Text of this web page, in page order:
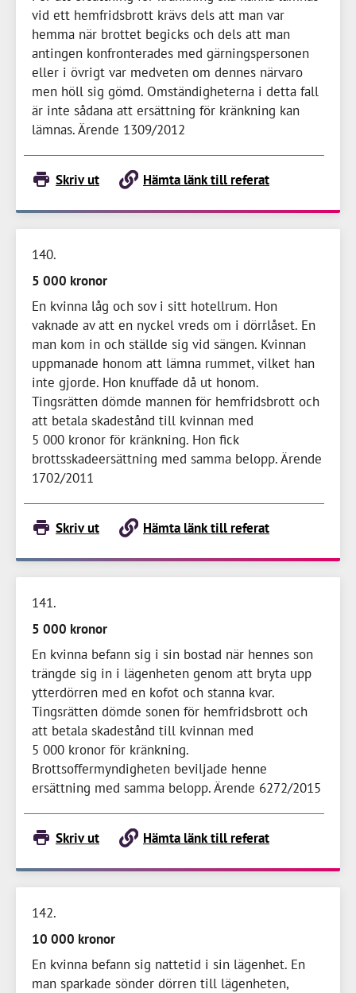
vid ett hemfridsbrott krävs dels att man var
hemma när brottet begicks och dels att man
antingen konfronterades med gärningspersonen
eller i övrigt var medveten om dennes närvaro
men höll sig gömd. Omständigheterna i detta fall
är inte sådana att ersättning för kränkning kan
lämnas. Ärende 1309/2012
Skriv ut Hämta länk till referat
140
5 000 kronor
En kvinna låg och sov i sitt hotellrum. Hon
vaknade av att en nyckel vreds om i dörrlåset. En
man kom in och ställde sig vid sängen. Kvinnan
uppmanade honom att lämna rummet, vilket han
inte gjorde. Hon knuffade då ut honom.
Tingsrätten dömde mannen för hemfridsbrott och
att betala skadestånd till kvinnan med
5 000 kronor för kränkning. Hon fick
brottsskadeersättning med samma belopp. Ärende
1702/2011
Skriv ut Hämta länk till referat
141
5 000 kronor
En kvinna befann sig i sin bostad när hennes son
trängde sig in i lägenheten genom att bryta upp
ytterdörren med en kofot och stanna kvar.
Tingsrätten dömde sonen för hemfridsbrott och
att betala skadestånd till kvinnan med
5 000 kronor för kränkning.
Brottsoffermyndigheten beviljade henne
ersättning med samma belopp. Ärende 6272/2015
Skriv ut Hämta länk till referat
142
10 000 kronor
En kvinna befann sig nattetid i sin lägenhet. En
man sparkade sönder dörren till lägenheten,